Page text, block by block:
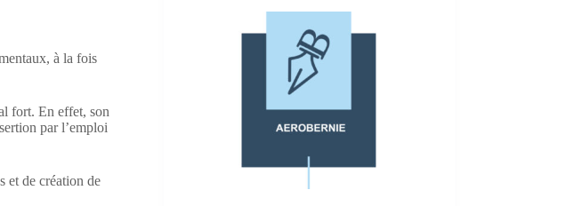
à la fois
fort. En effet, son
par l’emploi
et de création de